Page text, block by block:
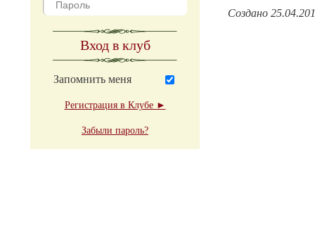
Вход в клуб
Запомнить меня
Регистрация в Клубе ►
Забыли пароль?
Создано